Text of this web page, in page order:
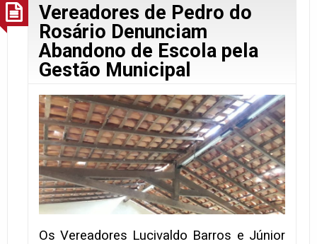
Vereadores de Pedro do
Rosário Denunciam
Abandono de Escola pela
Gestão Municipal
Os Vereadores Lucivaldo Barros e Júnior